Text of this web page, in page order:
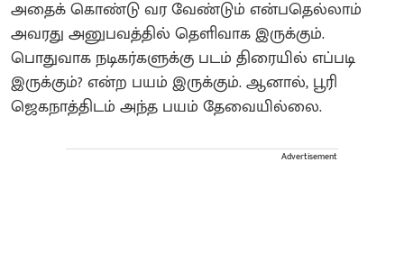
அதைக் கொண்டு வர வேண்டும் என்பதெல்லாம்
அவரது அனுபவத்தில் தெளிவாக இருக்கும்.
பொதுவாக நடிகர்களுக்கு படம் திரையில் எப்படி
இருக்கும்? என்ற பயம் இருக்கும். ஆனால், பூரி
ஜெகநாத்திடம் அந்த பயம் தேவையில்லை.
Advertisement